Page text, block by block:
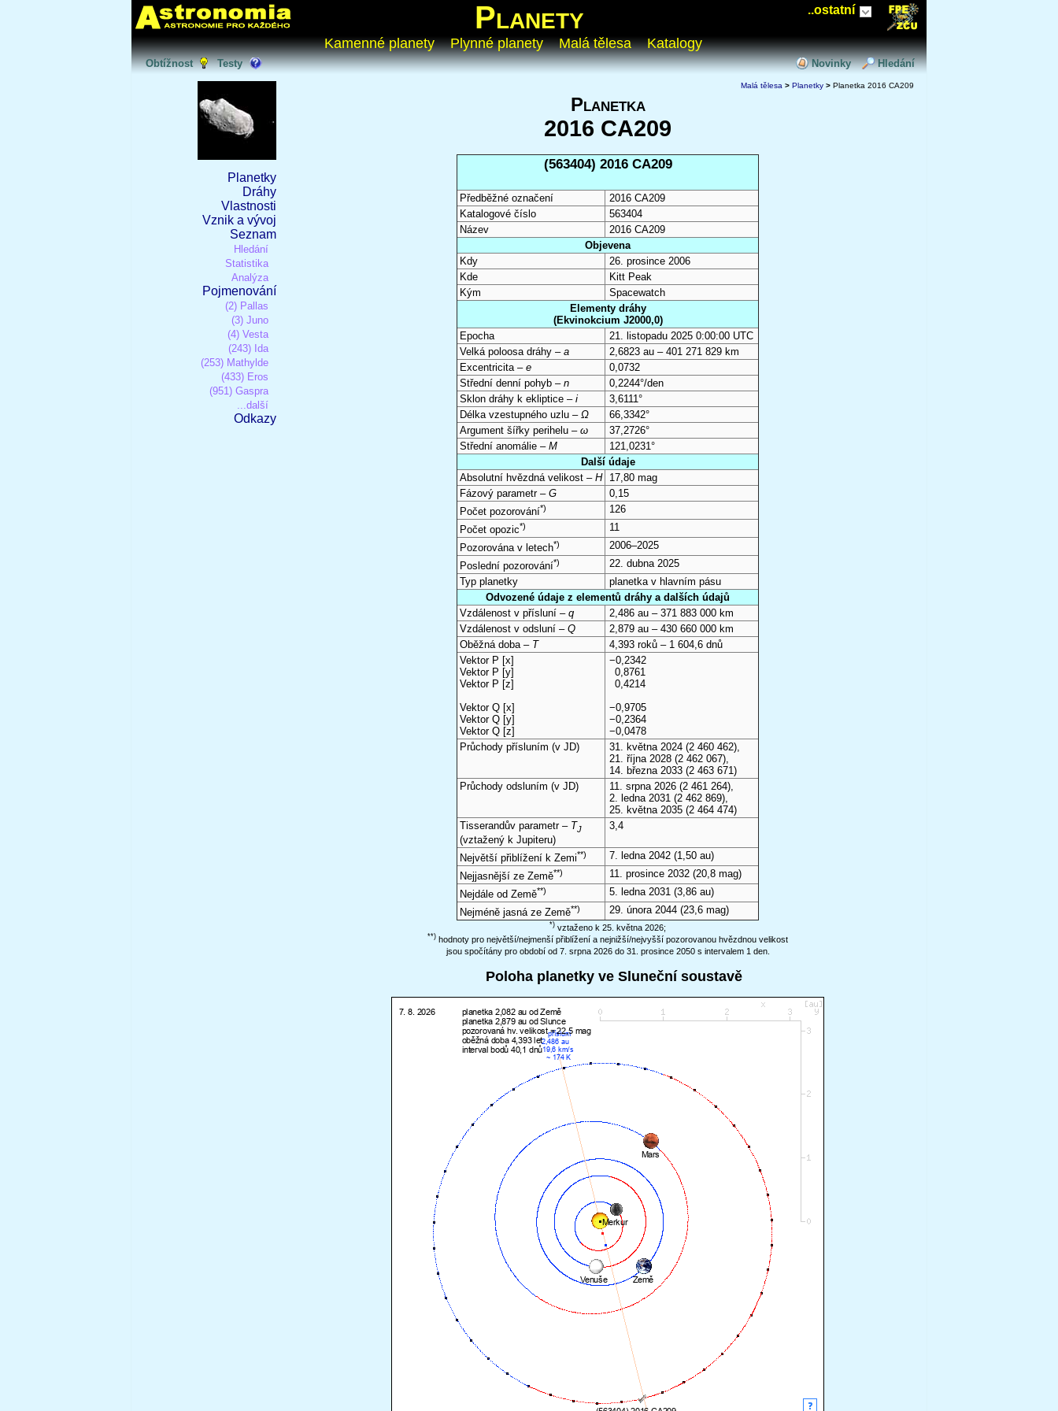
..ostatní
Planety
Kamenné planety Plynné planety Malá tělesa Katalogy
Obtížnost Testy Novinky Hledání
Planetky
Dráhy
Vlastnosti
Vznik a vývoj
Seznam
Hledání
Statistika
Analýza
Pojmenování
(2) Pallas
(3) Juno
(4) Vesta
(243) Ida
(253) Mathylde
(433) Eros
(951) Gaspra
...další
Odkazy
Malá tělesa > Planetky > Planetka 2016 CA209
Planetka
2016 CA209
(563404) 2016 CA209
Předběžné označení
2016 CA209
Katalogové číslo
563404
Název
2016 CA209
Objevena
Kdy
26. prosince 2006
Kde
Kitt Peak
Kým
Spacewatch
Elementy dráhy
(Ekvinokcium J2000,0)
Epocha
21. listopadu 2025 0:00:00 UTC
Velká poloosa dráhy – a
2,6823 au – 401 271 829 km
Excentricita – e
0,0732
Střední denní pohyb – n
0,2244°/den
Sklon dráhy k ekliptice – i
3,6111°
Délka vzestupného uzlu – Ω
66,3342°
Argument šířky perihelu – ω
37,2726°
Střední anomálie – M
121,0231°
Další údaje
Absolutní hvězdná velikost – H
17,80 mag
Fázový parametr – G
0,15
Počet pozorování*)
126
Počet opozic*)
11
Pozorována v letech*)
2006–2025
Poslední pozorování*)
22. dubna 2025
Typ planetky
planetka v hlavním pásu
Odvozené údaje z elementů dráhy a dalších údajů
Vzdálenost v přísluní – q
2,486 au – 371 883 000 km
Vzdálenost v odsluní – Q
2,879 au – 430 660 000 km
Oběžná doba – T
4,393 roků – 1 604,6 dnů
Vektor P [x]
Vektor P [y]
Vektor P [z]
Vektor Q [x]
Vektor Q [y]
Vektor Q [z]
−0,2342
0,8761
0,4214
−0,9705
−0,2364
−0,0478
Průchody přísluním (v JD) 31. května 2024 (2 460 462),
21. října 2028 (2 462 067),
14. března 2033 (2 463 671)
Průchody odsluním (v JD) 11. srpna 2026 (2 461 264),
2. ledna 2031 (2 462 869),
25. května 2035 (2 464 474)
Tisserandův parametr – TJ
(vztažený k Jupiteru)
3,4
Největší přiblížení k Zemi**) 7. ledna 2042 (1,50 au)
Nejjasnější ze Země**) 11. prosince 2032 (20,8 mag)
Nejdále od Země**) 5. ledna 2031 (3,86 au)
Nejméně jasná ze Země**) 29. února 2044 (23,6 mag)
*) vztaženo k 25. května 2026;
**) hodnoty pro největší/nejmenší přiblížení a nejnižší/nejvyšší pozorovanou hvězdnou velikost
jsou spočítány pro období od 7. srpna 2026 do 31. prosince 2050 s intervalem 1 den.
Poloha planetky ve Sluneční soustavě